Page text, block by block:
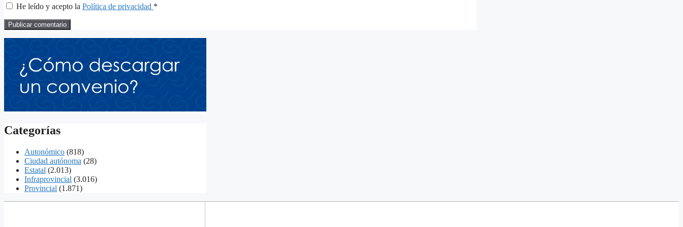
He leído y acepto la Política de privacidad *
Categorías
Autonómico (818)
Ciudad autónoma (28)
Estatal (2.013)
Infraprovincial (3.016)
Provincial (1.871)